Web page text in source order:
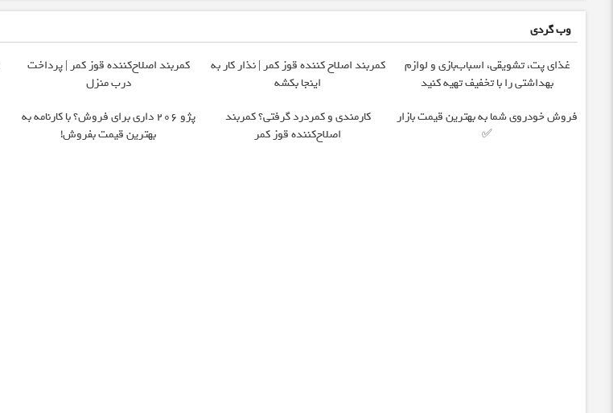
وب گردی
غذای پت، تشویقی، اسباب‌بازی و لوازم
بهداشتی را با تخفیف تهیه کنید
کمربند اصلاح کننده قوز کمر | نذار کار به
اینجا بکشه
کمربند اصلاح‌کننده قوز کمر | پرداخت
درب منزل
فروش خودروی شما به بهترین قیمت بازار
✅
کارمندی و کمردرد گرفتی؟ کمربند
اصلاح‌کننده قوز کمر
پژو 206 داری برای فروش؟ با کارنامه به
بهترین قیمت بفروش!